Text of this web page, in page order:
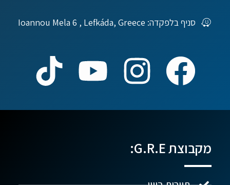
סניף בלפקדה: Ioannou Mela 6 , Lefkáda, Greece
מקבוצת G.R.E: